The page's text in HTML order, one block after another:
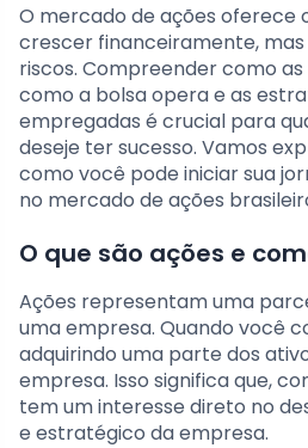
O mercado de ações oferece
crescer financeiramente,
riscos. Compreender como
como a bolsa opera e as
empregadas é crucial para
deseje ter sucesso. Vamos
como você pode iniciar sua
no mercado de ações
O que são ações e
Ações representam uma
uma empresa. Quando você
adquirindo uma parte dos
empresa. Isso significa que,
tem um interesse direto no
e estratégico da empresa.